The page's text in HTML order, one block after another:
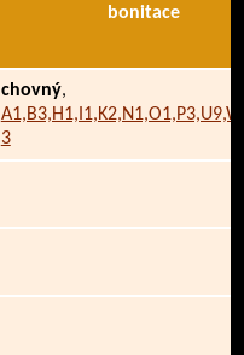
bonitace
chovný,
3